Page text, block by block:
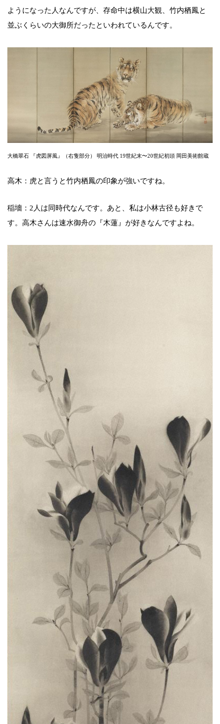
ようになった人なんですが、存命中は横山大観、竹内栖鳳と
並ぶくらいの大御所だったといわれているんです。
大橋翠石 『虎図屏風』（右隻部分） 明治時代 19世紀末〜20世紀初頭 岡田美術館蔵
高木：虎と言うと竹内栖鳳の印象が強いですね。
稲墻：2人は同時代なんです。あと、私は小林古径も好きで
す。高木さんは速水御舟の『木蓮』が好きなんですよね。